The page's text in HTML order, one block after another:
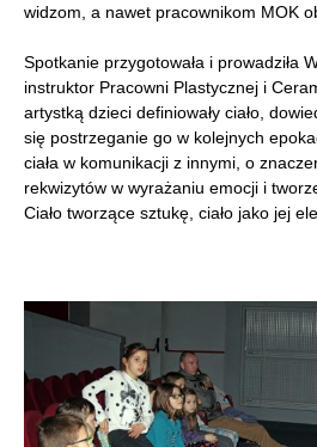
widzom, a nawet pracownikom MOK
Spotkanie przygotowała i prowadziła
instruktor Pracowni Plastycznej i
artystką dzieci definiowały ciało,
się postrzeganie go w kolejnych
ciała w komunikacji z innymi, o
rekwizytów w wyrażaniu emocji i
Ciało tworzące sztukę, ciało jako jej